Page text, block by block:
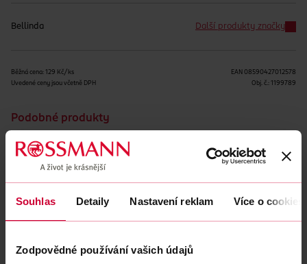
Souhlas Detaily Nastavení reklam Více o cookies
Zodpovědné používání vašich údajů
Bellinda Další produkty značky
Běžná cena: 129 Kč/ks
Uvedené ceny jsou včetně DPH
EAN 08590427012578
Obj. č.: 1199789
Podobné produkty